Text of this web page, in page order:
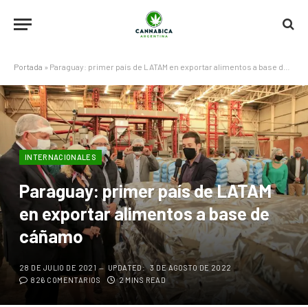
Portada » Paraguay: primer país de LATAM en exportar alimentos a base de cáñamo
INTERNACIONALES
Paraguay: primer país de LATAM
en exportar alimentos a base de
cáñamo
28 DE JULIO DE 2021 UPDATED: 3 DE AGOSTO DE 2022
826 COMENTARIOS
2 MINS READ